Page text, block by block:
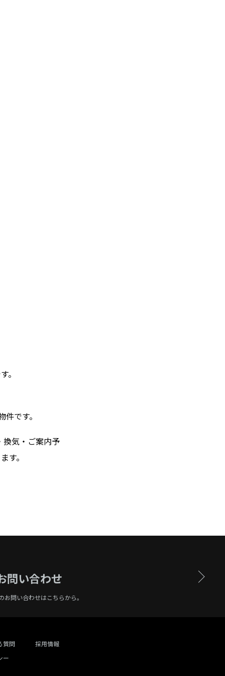
。
です。
換気・ご案内予
す。
問い合わせ
問い合わせはこちらから。
質問
採用情報
ー